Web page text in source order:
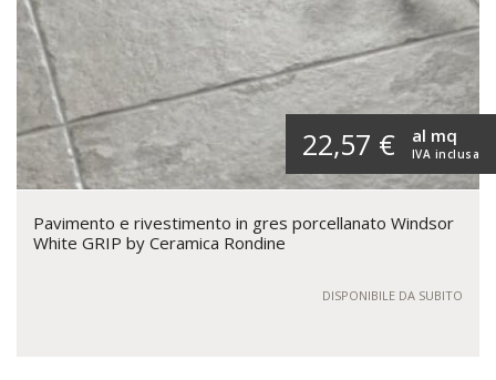
22,57 € IVA inclusa
al mq
Pavimento e rivestimento in gres porcellanato Windsor
White GRIP by Ceramica Rondine
DISPONIBILE DA SUBITO